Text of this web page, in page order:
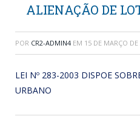
ALIENAÇÃO DE
POR CR2-ADMIN4 EM 15 DE MARÇO
LEI Nº 283-2003 DISPOE
URBANO